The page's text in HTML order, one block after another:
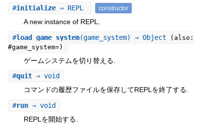
#initialize⇒ REPL constructor
A new instance of REPL.
#load_game_system(game_system) ⇒ Object
(also:
#game_system=)
ゲームシステムを切り替える.
#quit⇒ void
コマンドの履歴ファイルを保存してREPLを終了する.
#run⇒ void
REPLを開始する.